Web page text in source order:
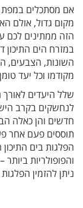
אם מסתכלים במפת
מקום גדול, אולם
הזה ממתינים לכם
במזרח הים התיכון
השונות, הצבעים,
מקודמו וכל יעד
שלל היעדים לאורך
לנחשקים בקרב
חדשים והן כאלה
תוססים פעם אחר
הפלגות בים
והפופולריות
ניתן להזמין